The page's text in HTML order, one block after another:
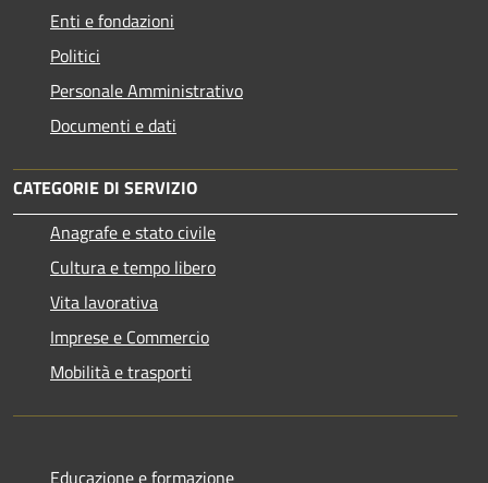
Enti e fondazioni
Politici
Personale Amministrativo
Documenti e dati
CATEGORIE DI SERVIZIO
Anagrafe e stato civile
Cultura e tempo libero
Vita lavorativa
Imprese e Commercio
Mobilità e trasporti
Educazione e formazione